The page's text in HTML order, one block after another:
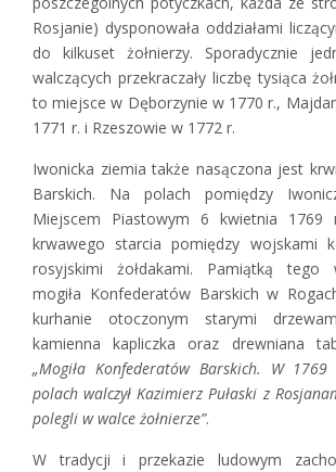
Rosjanie) dysponowała oddziałami
do kilkuset żołnierzy. Sporadycznie
walczących przekraczały liczbę tysiąca
to miejsce w Dęborzynie w 1770 r.,
1771 r. i Rzeszowie w 1772 r.
Iwonicka ziemia także nasączona jest
Barskich. Na polach pomiędzy
Miejscem Piastowym 6 kwietnia 1769
krwawego starcia pomiędzy wojskami
rosyjskimi żołdakami. Pamiątką tego
mogiła Konfederatów Barskich w
kurhanie otoczonym starymi
kamienna kapliczka oraz drewniana
„Mogiła Konfederatów Barskich. W
polach walczył Kazimierz Pułaski z
polegli w walce żołnierze”.
W tradycji i przekazie ludowym